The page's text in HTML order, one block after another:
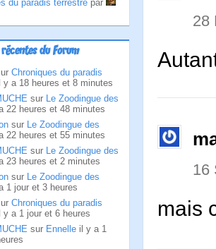
du paradis terrestre par
du Forum
Chroniques du paradis
y a 18 heures et 8 minutes
sur Le Zoodingue des
22 heures et 48 minutes
sur Le Zoodingue des
22 heures et 55 minutes
sur Le Zoodingue des
23 heures et 2 minutes
sur Le Zoodingue des
1 jour et 3 heures
Chroniques du paradis
y a 1 jour et 6 heures
sur Ennelle il y a 1
28
16
mais